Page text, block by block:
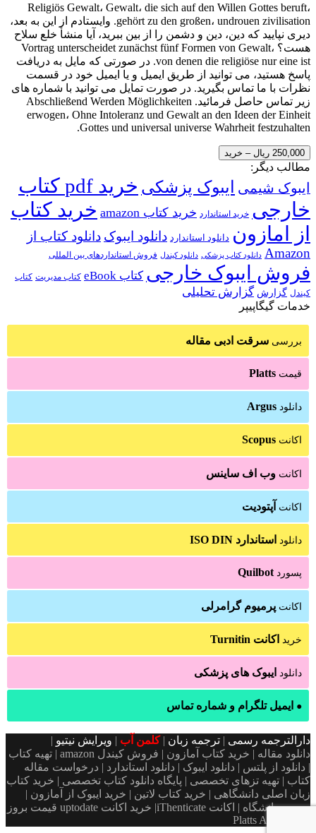
Religiös Gewalt، Gewalt، die sich auf den Willen Gottes beruft،
gehört zu den großen، undrouen zivilisation. وایستادم از این به بعد،
دیری نپایید که دین، دین و دشمن را از بین ببرید، آیا منشأ خلع سلاح
هست؟ Vortrag unterscheidet zunächst fünf Formen von Gewalt،
von denen die religiöse nur eine ist. در صورتی که مایل به دریافت
پاسخ هستید، می توانید از طریق ایمیل و یا ایمیل خود در قسمت
نظرات با ما تماس بگیرید. در صورت تمایل می توانید با شماره های
زیر تماس حاصل فرمائید. Abschließend Werden Möglichkeiten
erwogen، Ohne Intoleranz und Gewalt an den Ideen der Einheit
Gottes und universal universe Wahrheit festzuhalten.
250,000 ریال – خرید
مطالب دیگر:
ایبوک شیمی ایبوک پزشکی
خرید pdf کتاب
خارجی خرید استاندارد خرید کتاب amazon
خرید کتاب
از امازون دانلود استاندارد دانلود ایبوک دانلود کتاب از
Amazon دانلود کتاب پزشکی دانلود کیندل فروش استانداردهای بین المللی
فروش ایبوک خارجی کتاب eBook کتاب مدیریت کتاب
کیندل گزارش گزارش تحلیلی
خدمات گیگاپیپر
بررسی سرقت ادبی مقاله
قیمت Platts
دانلود Argus
اکانت Scopus
اکانت وب اف ساینس
اکانت آپتودیت
دانلود استاندارد ISO DIN
پسورد Quilbot
اکانت پرمیوم گرامرلی
خرید اکانت Turnitin
دانلود ایبوک های پزشکی
● ایمیل تلگرام و شماره تماس
دارالترجمه رسمی | ترجمه زبان |کلمن آب | ویرایش نیتیو |
دانلود مقاله | خرید کتاب آمازون | فروش کیندل amazon | تهیه کتاب
| دانلود از پلتس | دانلود ایبوک | دانلود استاندارد | درخواست مقاله
کتاب | تهیه تزهای تخصصی | پایگاه دانلود کتاب تخصصی | خرید کتاب
زبان اصلی دانشگاهی | خرید کتاب لاتین | خرید ایبوک از آمازون |
پسورد دانشگاه | اکانت iThenticate| خريد اكانت uptodate قیمت بروز
Platts Argus ICIS